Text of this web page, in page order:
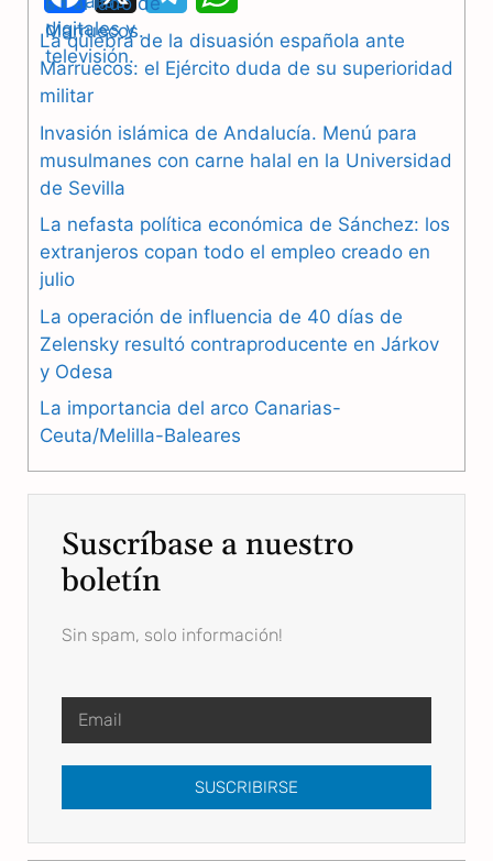
a
c
b
o
o
e
l
g
a
h
a
s
p
La quiebra de la disuasión española ante
Marruecos: el Ejército duda de su superioridad
militar
Invasión islámica de Andalucía. Menú para
musulmanes con carne halal en la Universidad
de Sevilla
La nefasta política económica de Sánchez: los
extranjeros copan todo el empleo creado en
julio
La operación de influencia de 40 días de
Zelensky resultó contraproducente en Járkov
y Odesa
La importancia del arco Canarias-
Ceuta/Melilla-Baleares
Suscríbase a nuestro
boletín
Sin spam, solo información!
SUSCRIBIRSE